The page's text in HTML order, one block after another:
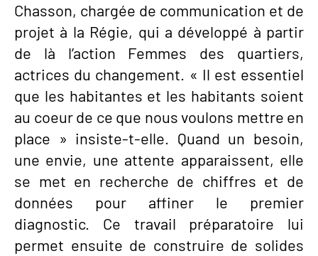
Chasson, chargée de communication et de
projet à la Régie, qui a développé à partir
de là l’action Femmes des quartiers,
actrices du changement. « Il est essentiel
que les habitantes et les habitants soient
au coeur de ce que nous voulons mettre en
place » insiste-t-elle. Quand un besoin,
une envie, une attente apparaissent, elle
se met en recherche de chiffres et de
données pour affiner le premier
diagnostic. Ce travail préparatoire lui
permet ensuite de construire de solides